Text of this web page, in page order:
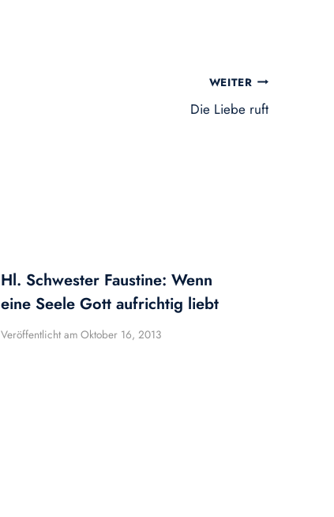
WEITER
Die Liebe ruft
Hl. Schwester Faustine: Wenn
eine Seele Gott aufrichtig liebt
Veröffentlicht am Oktober 16, 2013